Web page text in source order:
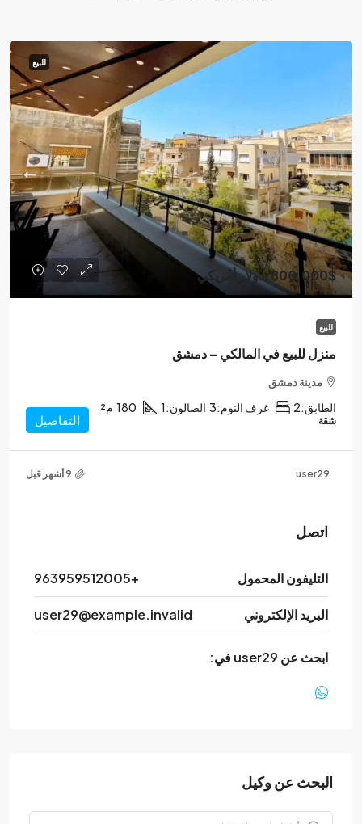
للبيع
800,000$/دولار أمريكي
للبيع
منزل للبيع في المالكي – دمشق
مدينة دمشق
الطابق:2 غرف النوم:3 الصالون:1
180 م²
شقة التفاصيل
user29
اتصل
التليفون المحمول +963959512005
البريد الإلكتروني user29@example.invalid
ابحث عن user29 في:
البحث عن وكيل